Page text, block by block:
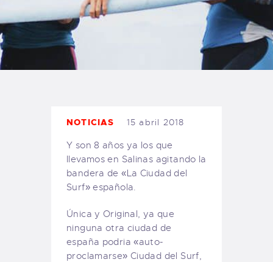
TIENDA FAMILY SURFERS
WEBCAM SALINAS
PEDIDOS
NOTICIAS 15 abril 2018
Y son 8 años ya los que
llevamos en Salinas agitando la
bandera de «La Ciudad del
Surf» española.
Única y Original, ya que
ninguna otra ciudad de
españa podria «auto-
proclamarse» Ciudad del Surf,